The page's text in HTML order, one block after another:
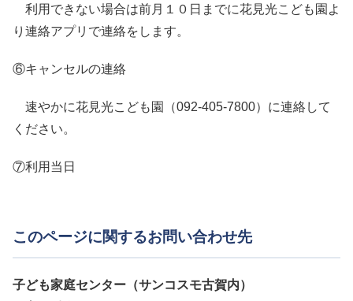
利用できない場合は前月１０日までに花見光こども園よ
り連絡アプリで連絡をします。
⑥キャンセルの連絡
速やかに花見光こども園（092-405-7800）に連絡して
ください。
⑦利用当日
このページに関するお問い合わせ先
子ども家庭センター（サンコスモ古賀内）